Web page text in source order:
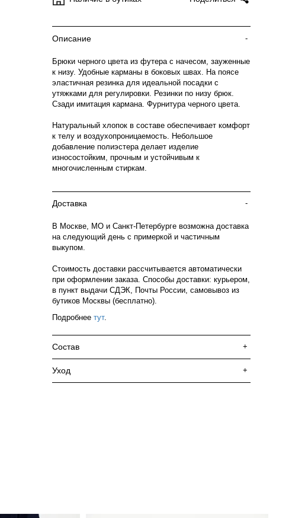
Описание -
Брюки черного цвета из футера с начесом, зауженные
к низу. Удобные карманы в боковых швах. На поясе
эластичная резинка для идеальной посадки с
утяжками для регулировки. Резинки по низу брюк.
Сзади имитация кармана. Фурнитура черного цвета.
Натуральный хлопок в составе обеспечивает комфорт
к телу и воздухопроницаемость. Небольшое
добавление полиэстера делает изделие
износостойким, прочным и устойчивым к
многочисленным стиркам.
Доставка -
В Москве, МО и Санкт-Петербурге возможна доставка
на следующий день с примеркой и частичным
выкупом.
Стоимость доставки рассчитывается автоматически
при оформлении заказа. Способы доставки: курьером,
в пункт выдачи СДЭК, Почты России, самовывоз из
бутиков Москвы (бесплатно).
Подробнее тут.
Состав +
Уход +